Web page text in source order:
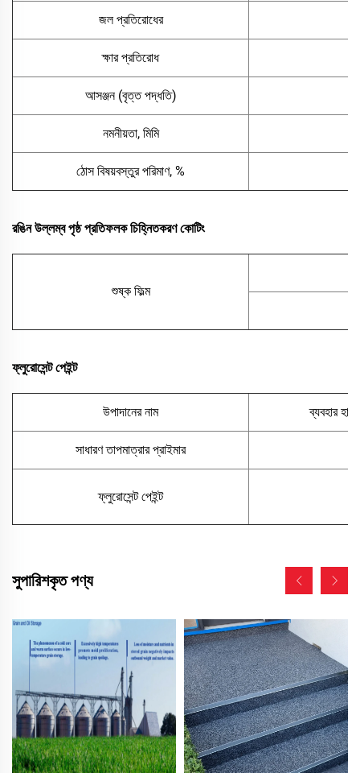
জল প্রতিরোধের
ক্ষার প্রতিরোধ
আসঞ্জন (বৃত্ত পদ্ধতি)
নমনীয়তা, মিমি
ঠোস বিষয়বস্তুর পরিমাণ, %
রঙিন উল্লম্ব পৃষ্ঠ প্রতিফলক চিহ্নিতকরণ কোটিং
শুষ্ক ফিল্ম
ফ্লুরোসেন্ট পেইন্ট
উপাদানের নাম ব্যবহার হার
সাধারণ তাপমাত্রার প্রাইমার
ফ্লুরোসেন্ট পেইন্ট
সুপারিশকৃত পণ্য